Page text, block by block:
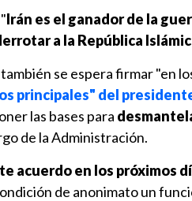
Irán es el ganador de la
a la República
se espera firmar "en
principales" del
las bases para
de la Administración.
acuerdo en los próximos
de anonimato un